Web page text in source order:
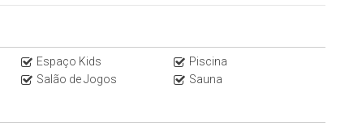
Espaço Kids
Piscina
Salão de Jogos Sauna